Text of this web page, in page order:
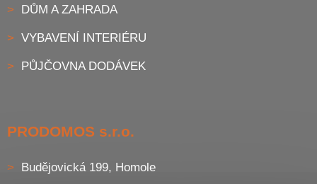
DŮM A ZAHRADA
VYBAVENÍ INTERIÉRU
PŮJČOVNA DODÁVEK
PRODOMOS s.r.o.
Budějovická 199, Homole